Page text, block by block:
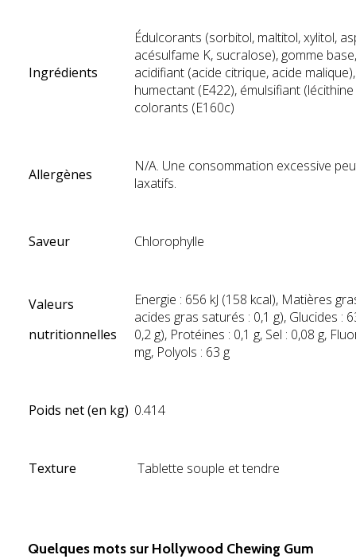
Ingrédients
Édulcorants (sorbitol, maltitol, xylitol,
acésulfame K, sucralose), gomme
acidifiant (acide citrique, acide
humectant (E422), émulsifiant
colorants (E160c)
Allergènes
N/A. Une consommation excessive
laxatifs.
Saveur Chlorophylle
Valeurs
nutritionnelles
Energie : 656 kJ (158 kcal), Matières
acides gras saturés : 0,1 g), Glucides :
0,2 g), Protéines : 0,1 g, Sel : 0,08 g,
mg, Polyols : 63 g
Poids net (en kg) 0.414
Texture Tablette souple et tendre
Quelques mots sur Hollywood Chewing Gum